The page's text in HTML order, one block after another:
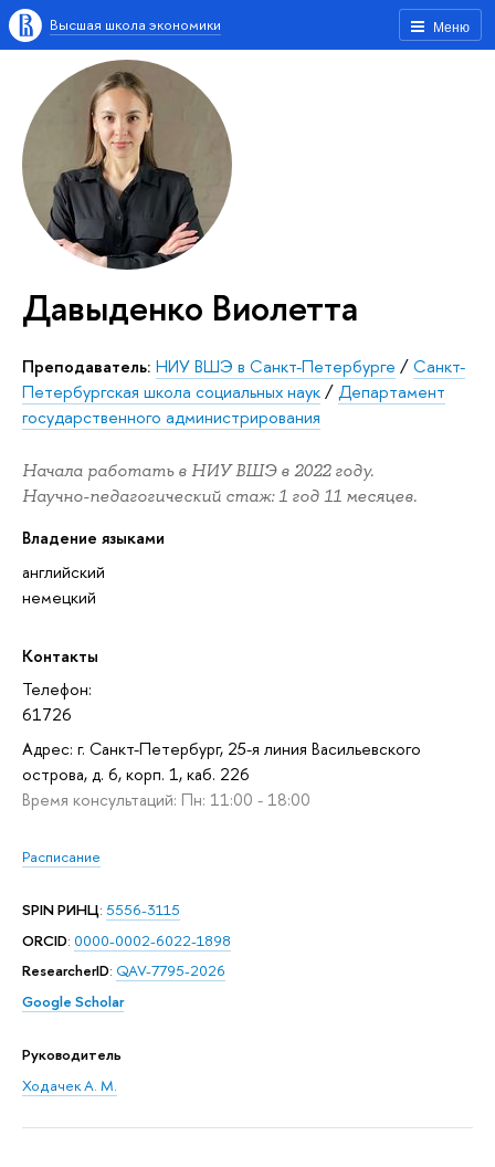
Меню
Высшая школа экономики
Давыденко Виолетта
Преподаватель: НИУ ВШЭ в Санкт-Петербурге /Санкт-
Петербургская школа социальных наук/Департамент
государственного администрирования
Начала работать в НИУ ВШЭ в 2022 году.
Научно-педагогический стаж: 1 год 11 месяцев.
Владение языками
английский
немецкий
Контакты
Телефон:
61726
Адрес: г. Санкт-Петербург, 25-я линия Васильевского
острова, д. 6, корп. 1, каб. 226
Время консультаций: Пн: 11:00 - 18:00
Расписание
SPIN РИНЦ: 5556-3115
ORCID: 0000-0002-6022-1898
ResearcherID: QAV-7795-2026
Google Scholar
Руководитель
Ходачек А. М.